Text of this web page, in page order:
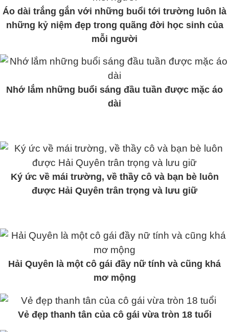
Áo dài trắng gắn với những buổi tới trường luôn là
những kỷ niệm đẹp trong quãng đời học sinh của
mỗi người
Nhớ lắm những buổi sáng đầu tuần được mặc áo
dài
Ký ức về mái trường, về thầy cô và bạn bè luôn
được Hải Quyên trân trọng và lưu giữ
Hải Quyên là một cô gái đầy nữ tính và cũng khá
mơ mộng
Vẻ đẹp thanh tân của cô gái vừa tròn 18 tuổi